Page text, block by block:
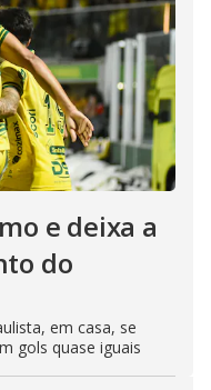
e deixa a
do
em casa, se
gols quase iguais